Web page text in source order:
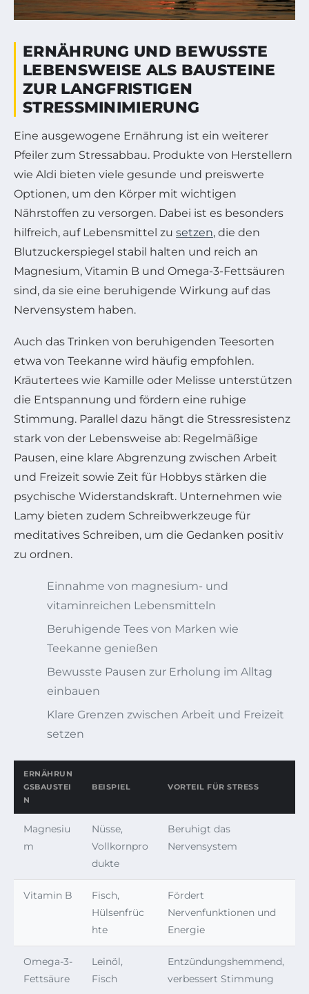
ERNÄHRUNG UND BEWUSSTE
LEBENSWEISE ALS BAUSTEINE
ZUR LANGFRISTIGEN
STRESSMINIMIERUNG
Eine ausgewogene Ernährung ist ein weiterer
Pfeiler zum Stressabbau. Produkte von Herstellern
wie Aldi bieten viele gesunde und preiswerte
Optionen, um den Körper mit wichtigen
Nährstoffen zu versorgen. Dabei ist es besonders
hilfreich, auf Lebensmittel zu setzen, die den
Blutzuckerspiegel stabil halten und reich an
Magnesium, Vitamin B und Omega-3-Fettsäuren
sind, da sie eine beruhigende Wirkung auf das
Nervensystem haben.
Auch das Trinken von beruhigenden Teesorten
etwa von Teekanne wird häufig empfohlen.
Kräutertees wie Kamille oder Melisse unterstützen
die Entspannung und fördern eine ruhige
Stimmung. Parallel dazu hängt die Stressresistenz
stark von der Lebensweise ab: Regelmäßige
Pausen, eine klare Abgrenzung zwischen Arbeit
und Freizeit sowie Zeit für Hobbys stärken die
psychische Widerstandskraft. Unternehmen wie
Lamy bieten zudem Schreibwerkzeuge für
meditatives Schreiben, um die Gedanken positiv
zu ordnen.
Einnahme von magnesium- und
vitaminreichen Lebensmitteln
Beruhigende Tees von Marken wie
Teekanne genießen
Bewusste Pausen zur Erholung im Alltag
einbauen
Klare Grenzen zwischen Arbeit und Freizeit
setzen
ERNÄHRUN
GSBAUSTEI
N
BEISPIEL VORTEIL FÜR STRESS
Magnesiu
m
Nüsse,
Vollkornpro
dukte
Beruhigt das
Nervensystem
Vitamin B
Fisch,
Hülsenfrüc
hte
Fördert
Nervenfunktionen und
Energie
Omega-3-
Fettsäure
Leinöl,
Fisch
Entzündungshemmend,
verbessert Stimmung